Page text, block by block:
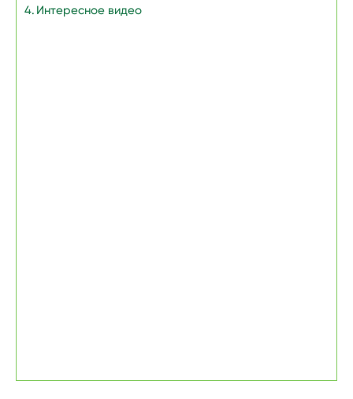
Интересное видео